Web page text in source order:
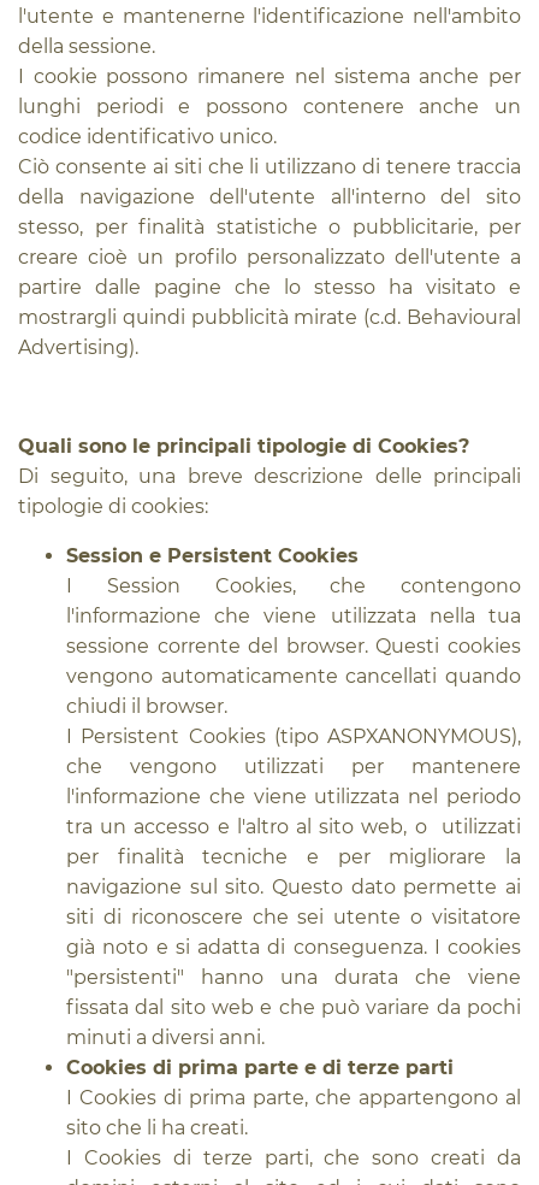
l'utente e mantenerne l'identificazione nell'ambito
della sessione.
I cookie possono rimanere nel sistema anche per
lunghi periodi e possono contenere anche un
codice identificativo unico.
Ciò consente ai siti che li utilizzano di tenere traccia
della navigazione dell'utente all'interno del sito
stesso, per finalità statistiche o pubblicitarie, per
creare cioè un profilo personalizzato dell'utente a
partire dalle pagine che lo stesso ha visitato e
mostrargli quindi pubblicità mirate (c.d. Behavioural
Advertising).
Quali sono le principali tipologie di Cookies?
Di seguito, una breve descrizione delle principali
tipologie di cookies:
Session e Persistent Cookies
I Session Cookies, che contengono
l'informazione che viene utilizzata nella tua
sessione corrente del browser. Questi cookies
vengono automaticamente cancellati quando
chiudi il browser.
I Persistent Cookies (tipo ASPXANONYMOUS),
che vengono utilizzati per mantenere
l'informazione che viene utilizzata nel periodo
tra un accesso e l'altro al sito web, o utilizzati
per finalità tecniche e per migliorare la
navigazione sul sito. Questo dato permette ai
siti di riconoscere che sei utente o visitatore
già noto e si adatta di conseguenza. I cookies
"persistenti" hanno una durata che viene
fissata dal sito web e che può variare da pochi
minuti a diversi anni.
Cookies di prima parte e di terze parti
I Cookies di prima parte, che appartengono al
sito che li ha creati.
I Cookies di terze parti, che sono creati da